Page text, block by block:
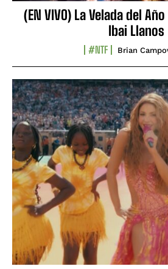
(EN VIVO) La Velada del
Ibai Llanos
#NTF Brian